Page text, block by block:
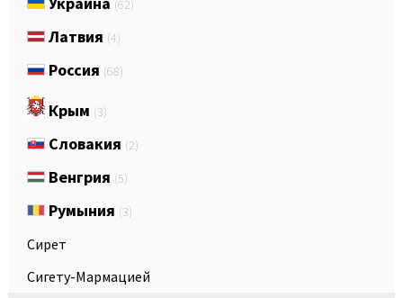
(62)
Латвия (4)
Россия (68)
Крым (3)
Словакия (2)
Венгрия (5)
Румыния (3)
Сирет
Сигету-Мармацией